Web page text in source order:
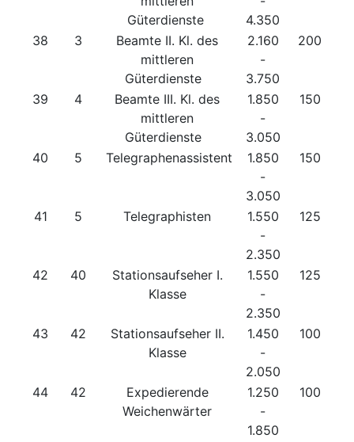
Güterdienste
4.350
38 3
Beamte II. Kl. des
mittleren
Güterdienste
2.160
-
3.750
200
39 4
Beamte III. Kl. des
mittleren
Güterdienste
1.850
-
3.050
150
40 5 Telegraphenassistent
1.850
-
3.050
150
41 5 Telegraphisten
1.550
-
2.350
125
42 40
Stationsaufseher I.
Klasse
1.550
-
2.350
125
43 42
Stationsaufseher II.
Klasse
1.450
-
2.050
100
44 42
Expedierende
Weichenwärter
1.250
-
1.850
100